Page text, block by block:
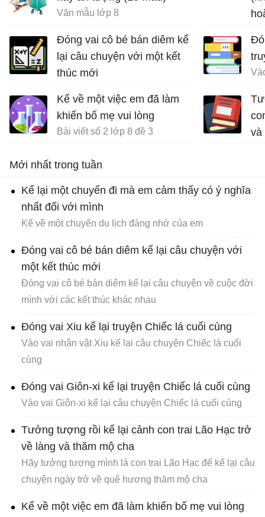
Văn mẫu lớp 8
Đóng vai cô bé bán diêm kể
lại câu chuyện với một kết
thúc mới
Kể về một việc em đã làm
khiến bố mẹ vui lòng
Bài viết số 2 lớp 8 đề 3
và
Mới nhất trong tuần
Kể lại một chuyến đi mà em cảm thấy có ý nghĩa
nhất đối với mình
Kể về một chuyến du lịch đáng nhớ của em
Đóng vai cô bé bán diêm kể lại câu chuyện với
một kết thúc mới
Đóng vai cô bé bán diêm kể lại câu chuyện về cuộc đời
mình với các kết thúc khác nhau
Đóng vai Xiu kể lại truyện Chiếc lá cuối cùng
Vào vai nhân vật Xiu kể lại câu chuyện Chiếc lá cuối
cùng
Đóng vai Giôn-xi kể lại truyện Chiếc lá cuối cùng
Vào vai Giôn-xi kể lại câu chuyện Chiếc lá cuối cùng
Tưởng tượng rồi kể lại cảnh con trai Lão Hạc trở
về làng và thăm mộ cha
Hãy tưởng tượng mình là con trai Lão Hạc để kể lại câu
chuyện ngày trở về quê hương thăm mộ cha
Kể về một việc em đã làm khiến bố mẹ vui lòng